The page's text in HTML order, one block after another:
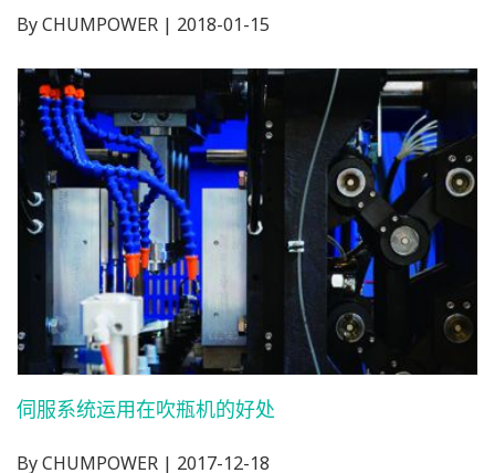
By CHUMPOWER | 2018-01-15
伺服系统运用在吹瓶机的好处
By CHUMPOWER | 2017-12-18